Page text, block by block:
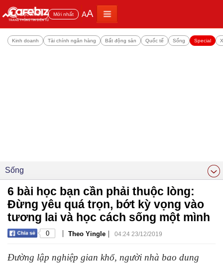
Đọc nhiều Mới nhất AA
Kinh doanh Tài chính ngân hàng Bất động sản Quốc tế Sống Special
Sống
6 bài học bạn cần phải thuộc lòng:
Đừng yêu quá trọn, bớt kỳ vọng vào
tương lai và học cách sống một mình
0 | Theo Yingle | 04:24 23/12/2019
Đường lập nghiệp gian khổ, người nhà bao dung